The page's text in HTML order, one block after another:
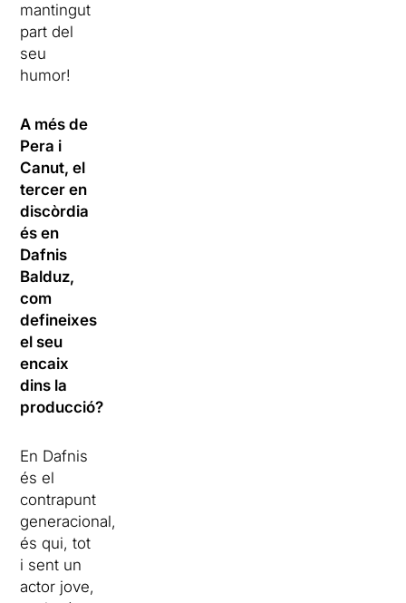
mantingut
part del
seu
humor!
A més de
Pera i
Canut, el
tercer en
discòrdia
és en
Dafnis
Balduz,
com
defineixes
el seu
encaix
dins la
producció?
En Dafnis
és el
contrapunt
generacional,
és qui, tot
i sent un
actor jove,